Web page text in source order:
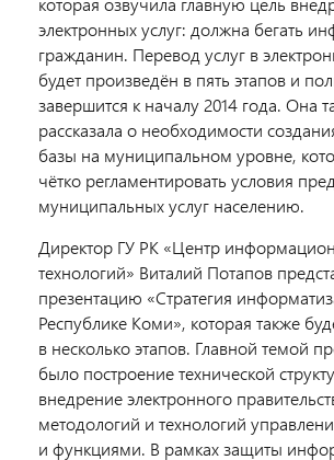
электронных услуг: должна бегать
гражданин. Перевод услуг в
будет произведён в пять этапов и
завершится к началу 2014 года. Она
рассказала о необходимости
базы на муниципальном уровне,
чётко регламентировать условия
муниципальных услуг населению.
Директор ГУ РК «Центр
технологий» Виталий Потапов
презентацию «Стратегия
Республике Коми», которая также
в несколько этапов. Главной темой
было построение технической
внедрение электронного
методологий и технологий
и функциями. В рамках защиты